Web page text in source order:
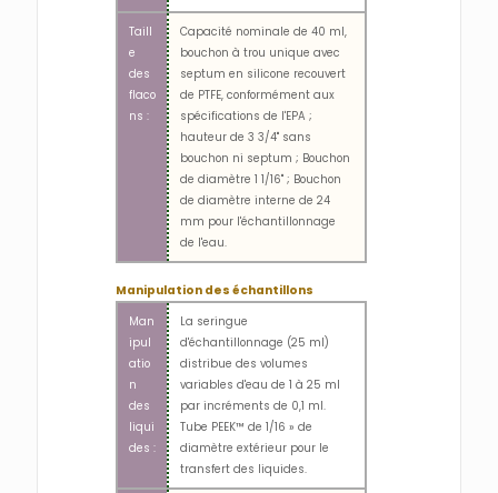
Taill
e
des
flaco
ns :
Capacité nominale de 40 ml,
bouchon à trou unique avec
septum en silicone recouvert
de PTFE, conformément aux
spécifications de l'EPA ;
hauteur de 3 3/4" sans
bouchon ni septum ; Bouchon
de diamètre 1 1/16" ; Bouchon
de diamètre interne de 24
mm pour l'échantillonnage
de l'eau.
Manipulation des échantillons
Man
ipul
atio
n
des
liqui
des :
La seringue
d'échantillonnage (25 ml)
distribue des volumes
variables d'eau de 1 à 25 ml
par incréments de 0,1 ml.
Tube PEEK™ de 1/16 » de
diamètre extérieur pour le
transfert des liquides.